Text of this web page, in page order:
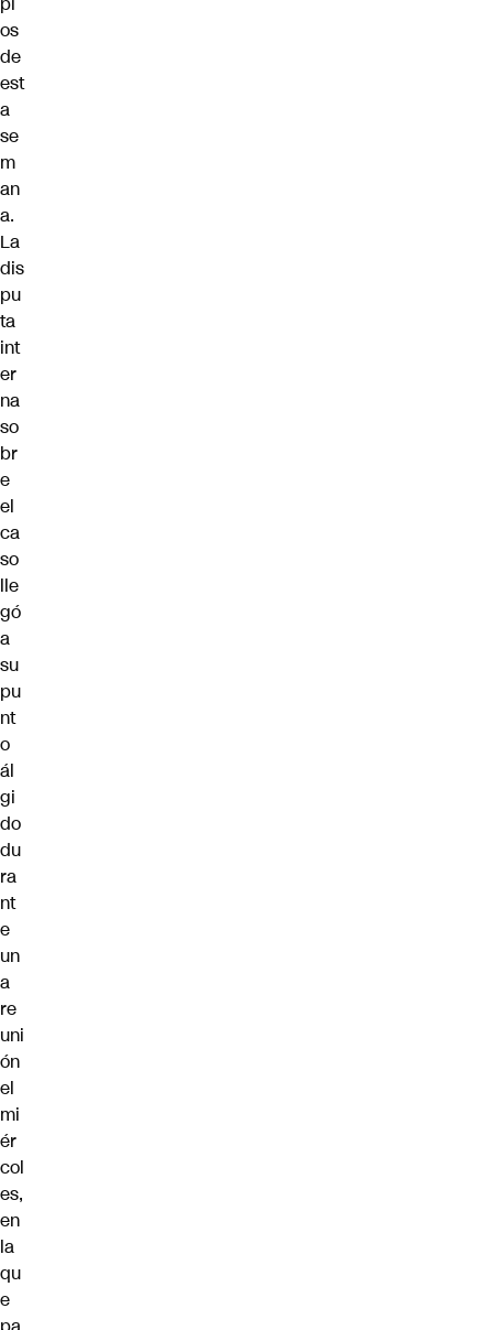
os
de
est
a
se
m
an
a.
La
dis
pu
ta
int
er
na
so
br
e
el
ca
so
lle
gó
a
su
pu
nt
o
ál
gi
do
du
ra
nt
e
un
a
re
uni
ón
el
mi
ér
col
es,
en
la
qu
e